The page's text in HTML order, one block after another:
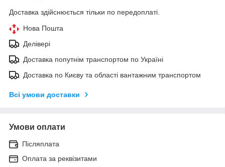
Доставка здійснюється тільки по передоплаті.
Нова Пошта
Делівері
Доставка попутнім транспортом по Україні
Доставка по Києву та області вантажним транспортом
Всі умови доставки
Умови оплати
Післяплата
Оплата за реквізитами